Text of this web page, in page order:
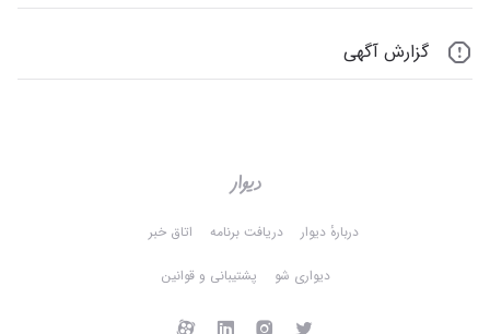
گزارش آگهی
دربارهٔ دیوار دریافت برنامه اتاق خبر
دیواری شو پشتیبانی و قوانین